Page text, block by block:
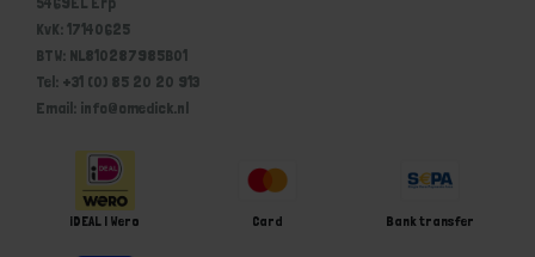
KvK: 17140625
BTW: NL810287985B01
Tel: +31 (0) 85 20 20 913
Email: info@omedick.nl
iDEAL | Wero Card Bank transfer